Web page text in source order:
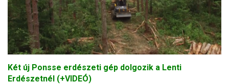
Két új Ponsse erdészeti gép dolgozik a Lenti
Erdészetnél (+VIDEÓ)